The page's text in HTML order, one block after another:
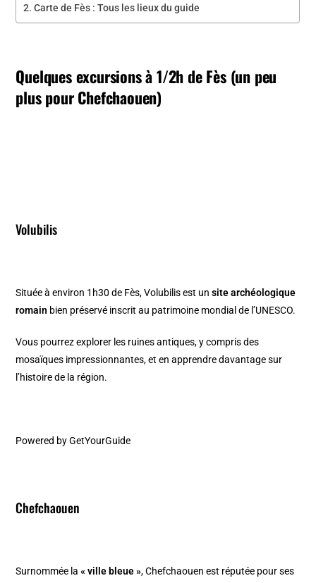
Carte de Fès : Tous les lieux du guide
Quelques excursions à 1/2h de Fès (un peu
plus pour Chefchaouen)
Volubilis
Située à environ 1h30 de Fès, Volubilis est unsite archéologique
romain bien préservé inscrit au patrimoine mondial de l’UNESCO.
Vous pourrez explorer les ruines antiques, y compris des
mosaïques impressionnantes, et en apprendre davantage sur
l’histoire de la région.
Powered byGetYourGuide
Chefchaouen
Surnommée la« ville bleue », Chefchaouen est réputée pour ses